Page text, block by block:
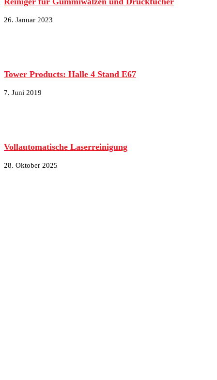
26. Januar 2023
Tower Products: Halle 4 Stand E67
7. Juni 2019
Vollautomatische Laserreinigung
28. Oktober 2025